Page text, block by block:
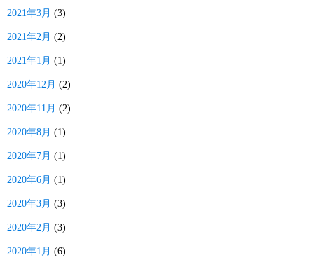
2021年3月 (3)
2021年2月 (2)
2021年1月 (1)
2020年12月 (2)
2020年11月 (2)
2020年8月 (1)
2020年7月 (1)
2020年6月 (1)
2020年3月 (3)
2020年2月 (3)
2020年1月 (6)